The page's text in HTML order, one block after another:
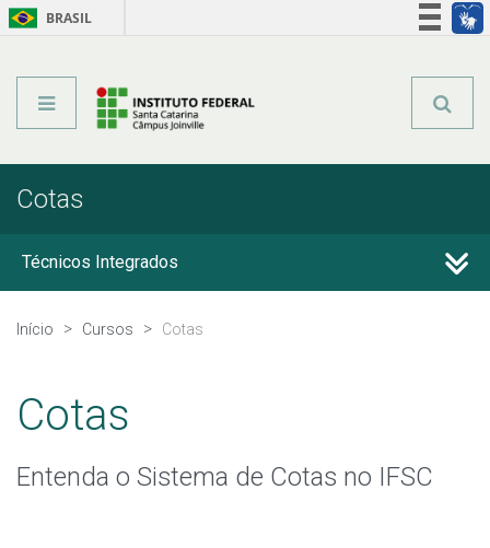
BRASIL
Cotas
Técnicos Integrados
Técnicos Concomitantes
Qualificação Profissional e Idiomas
Graduação
Início Cursos Cotas
Cotas
Entenda o Sistema de Cotas no IFSC